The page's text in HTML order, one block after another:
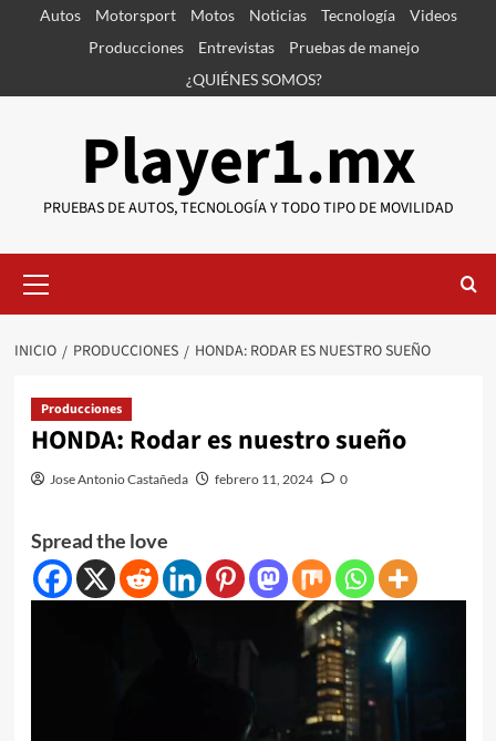
SaltarAutos Motorsport Motos Noticias Tecnología
Videos
Producciones
Entrevistas
Pruebas de manejo
¿QUIÉNES SOMOS?
Player1.mx
PRUEBAS DE AUTOS, TECNOLOGÍA Y TODO TIPO DE MOVILIDAD
primario
INICIO PRODUCCIONES HONDA: RODAR ES NUESTRO SUEÑO
Producciones
HONDA: Rodar es nuestro sueño
Jose Antonio Castañeda febrero 11, 2024 0
Spread the love